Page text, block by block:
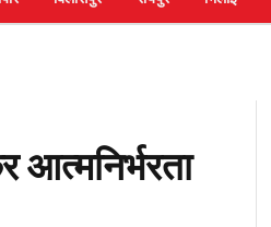
आत्मनिर्भरता